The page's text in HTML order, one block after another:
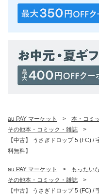
au PAY マーケット > 本・コミ
その他本・コミック・雑誌
>
【中古】 うさぎドロップ 5 (FC) /
料無料】
au PAY マーケット > もったい
その他本・コミック・雑誌
>
【中古】 うさぎドロップ 5 (FC) /